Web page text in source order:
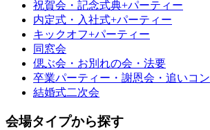
祝賀会・記念式典+パーティー
内定式・入社式+パーティー
キックオフ+パーティー
同窓会
偲ぶ会・お別れの会・法要
卒業パーティー・謝恩会・追いコン
結婚式二次会
会場タイプから探す